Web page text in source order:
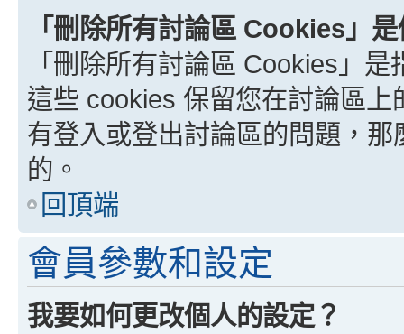
「刪除所有討論區 Cookies」
「刪除所有討論區 Cookies」
這些 cookies 保留您在討論區
有登入或登出討論區的問題，
的。
回頂端
會員參數和設定
我要如何更改個人的設定？